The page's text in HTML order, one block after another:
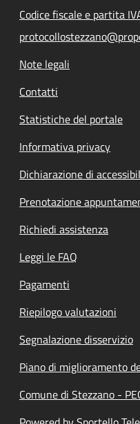
Codice fiscale e partita
Note legali
Contatti
Statistiche del portale
Informativa privacy
Dichiarazione di
Prenotazione
Richiedi assistenza
Leggi le FAQ
Pagamenti
Riepilogo valutazioni
Segnalazione disservizio
Piano di miglioramento
Comune di Stezzano -